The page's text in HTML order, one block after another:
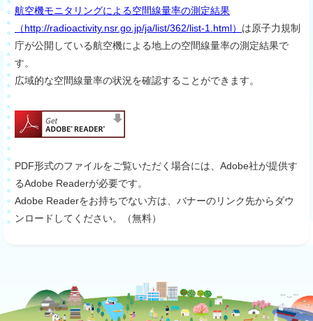
航空機モニタリングによる空間線量率の測定結果
（http://radioactivity.nsr.go.jp/ja/list/362/list-1.html） は原子力規制
庁が公開している航空機による地上の空間線量率の測定結果で
す。
広域的な空間線量率の状況を確認することができます。
PDF形式のファイルをご覧いただく場合には、Adobe社が提供す
るAdobe Readerが必要です。
Adobe Readerをお持ちでない方は、バナーのリンク先からダウ
ンロードしてください。（無料）